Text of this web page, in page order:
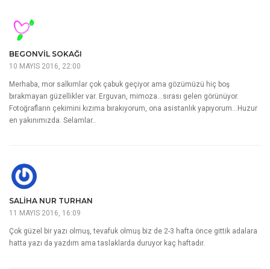
BEGONVIL SOKAĞI
10 MAYIS 2016, 22:00
Merhaba, mor salkımlar çok çabuk geçiyor ama gözümüzü hiç boş
bırakmayan güzellikler var. Erguvan, mimoza…sırası gelen görünüyor.
Fotoğrafların çekimini kızıma bırakıyorum, ona asistanlık yapıyorum…Huzur
en yakınımızda. Selamlar..
SALIHA NUR TURHAN
11 MAYIS 2016, 16:09
Çok güzel bir yazı olmuş, tevafuk olmuş biz de 2-3 hafta önce gittik adalara
hatta yazı da yazdım ama taslaklarda duruyor kaç haftadır.